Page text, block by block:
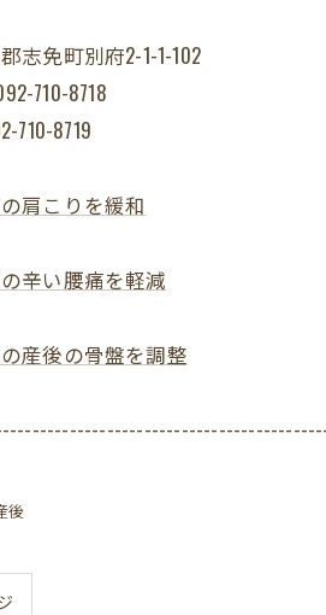
志免町別府2-1-1-102
710-8718
710-8719
肩こりを緩和
辛い腰痛を軽減
産後の骨盤を調整
後